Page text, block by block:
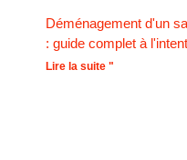
Déménagement d'un
: guide complet à
Lire la suite "